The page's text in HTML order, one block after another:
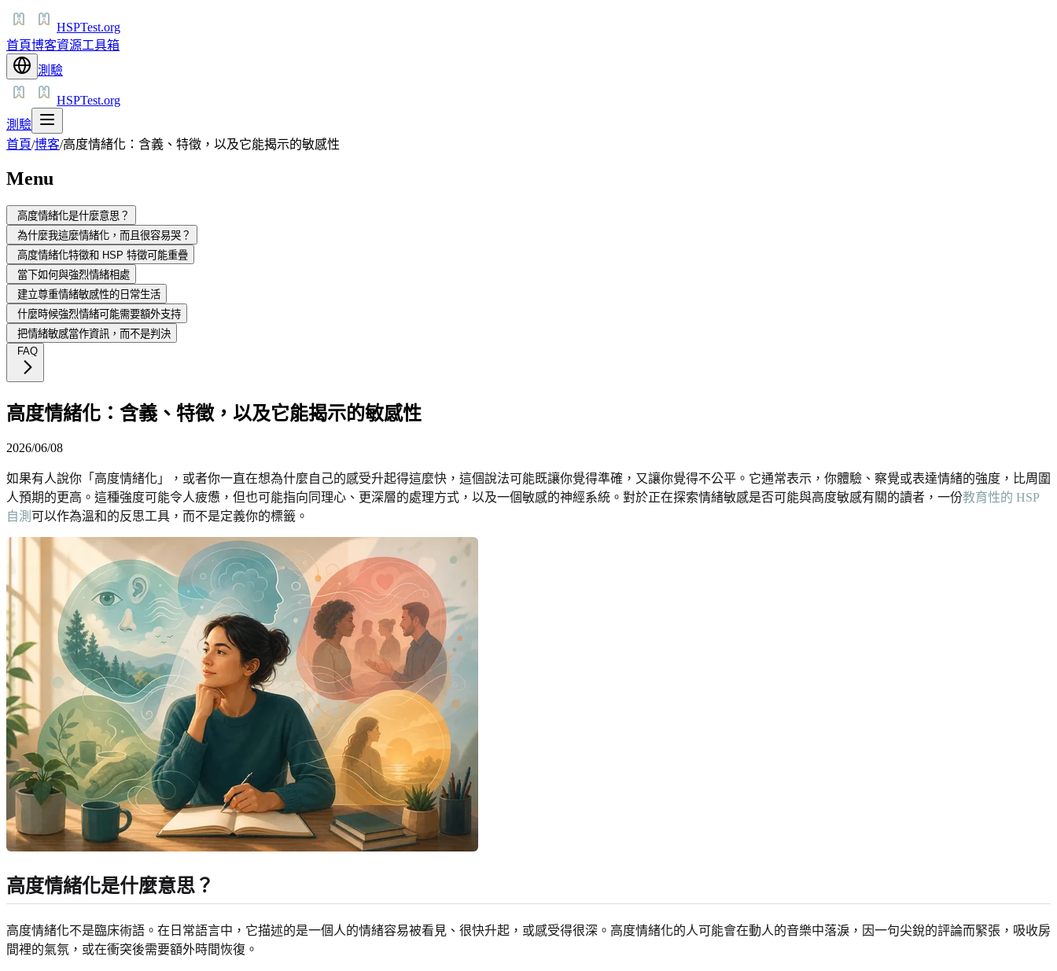
HSPTest.org
首頁博客資源工具箱
測驗
HSPTest.org
測驗
首頁/博客/高度情緒化：含義、特徵，以及它能揭示的敏感性
Menu
高度情緒化是什麼意思？
為什麼我這麼情緒化，而且很容易哭？
高度情緒化特徵和 HSP 特徵可能重疊
當下如何與強烈情緒相處
建立尊重情緒敏感性的日常生活
什麼時候強烈情緒可能需要額外支持
把情緒敏感當作資訊，而不是判決
FAQ
高度情緒化：含義、特徵，以及它能揭示的敏感性
2026/06/08
如果有人說你「高度情緒化」，或者你一直在想為什麼自己的感受升起得這麼快，這個說法可能既讓你覺得準確，又讓你覺得不公平。它通常表示，你體驗、察覺或表達情緒的強度，比周圍
人預期的更高。這種強度可能令人疲憊，但也可能指向同理心、更深層的處理方式，以及一個敏感的神經系統。對於正在探索情緒敏感是否可能與高度敏感有關的讀者，一份教育性的 HSP
自測 可以作為溫和的反思工具，而不是定義你的標籤。
高度情緒化是什麼意思？
高度情緒化不是臨床術語。在日常語言中，它描述的是一個人的情緒容易被看見、很快升起，或感受得很深。高度情緒化的人可能會在動人的音樂中落淚，因一句尖銳的評論而緊張，吸收房
間裡的氣氛，或在衝突後需要額外時間恢復。